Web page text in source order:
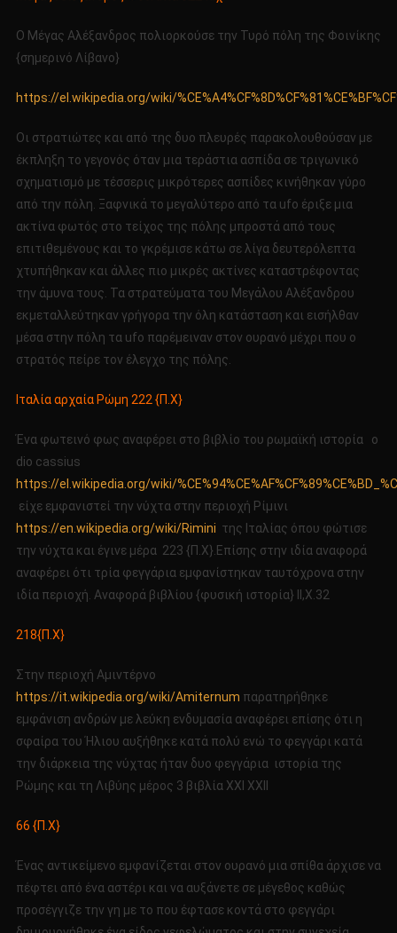
Ο Μέγας Αλέξανδρος πολιορκούσε την Τυρό πόλη της Φοινίκης
{σημερινό Λίβανο}
https://el.wikipedia.org/wiki/
Οι στρατιώτες και από της δυο πλευρές παρακολουθούσαν με
έκπληξη το γεγονός όταν μια τεράστια ασπίδα σε τριγωνικό
σχηματισμό με τέσσερις μικρότερες ασπίδες κινήθηκαν γύρο
από την πόλη. Ξαφνικά το μεγαλύτερο από τα ufo έριξε μια
ακτίνα φωτός στο τείχος της πόλης μπροστά από τους
επιτιθεμένους και το γκρέμισε κάτω σε λίγα δευτερόλεπτα
χτυπήθηκαν και άλλες πιο μικρές ακτίνες καταστρέφοντας
την άμυνα τους. Τα στρατεύματα του Μεγάλου Αλέξανδρου
εκμεταλλεύτηκαν γρήγορα την όλη κατάσταση και εισήλθαν
μέσα στην πόλη τα ufo παρέμειναν στον ουρανό μέχρι που ο
στρατός πείρε τον έλεγχο της πόλης.
Ιταλία αρχαία Ρώμη 222 {Π.Χ}
Ένα φωτεινό φως αναφέρει στο βιβλίο του ρωμαϊκή ιστορία ο
dio cassius
https://el.wikipedia.org/wiki/
είχε εμφανιστεί την νύχτα στην περιοχή Ρίμινι
https://en.wikipedia.org/wiki/Rimini της Ιταλίας όπου φώτισε
την νύχτα και έγινε μέρα 223 {Π.Χ}.Επίσης στην ιδία αναφορά
αναφέρει ότι τρία φεγγάρια εμφανίστηκαν ταυτόχρονα στην
ιδία περιοχή. Αναφορά βιβλίου {φυσική ιστορία} ΙΙ,Χ.32
218{Π.Χ}
Στην περιοχή Αμιντέρνο
https://it.wikipedia.org/wiki/Amiternum παρατηρήθηκε
εμφάνιση ανδρών με λεύκη ενδυμασία αναφέρει επίσης ότι η
σφαίρα του Ήλιου αυξήθηκε κατά πολύ ενώ το φεγγάρι κατά
την διάρκεια της νύχτας ήταν δυο φεγγάρια ιστορία της
Ρώμης και τη Λιβύης μέρος 3 βιβλία ΧΧΙ ΧΧΙΙ
66 {Π.Χ}
Ένας αντικείμενο εμφανίζεται στον ουρανό μια σπίθα άρχισε να
πέφτει από ένα αστέρι και να αυξάνετε σε μέγεθος καθώς
προσέγγιζε την γη με το που έφτασε κοντά στο φεγγάρι